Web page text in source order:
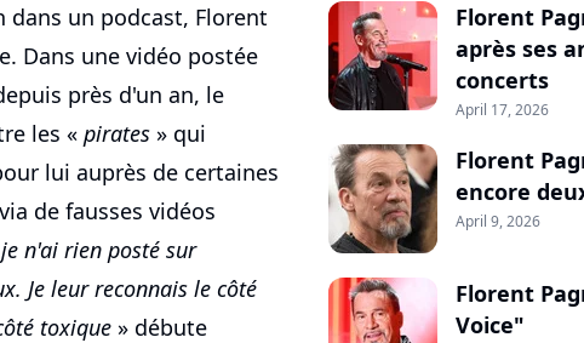
un podcast, Florent
Dans une vidéo postée
près d'un an, le
les « pirates » qui
lui auprès de certaines
de fausses vidéos
n'ai rien posté sur
Je leur reconnais le côté
toxique » débute
Florent
après ses
concerts
April 17, 2026
Florent
encore
April 9, 2026
Florent
Voice"